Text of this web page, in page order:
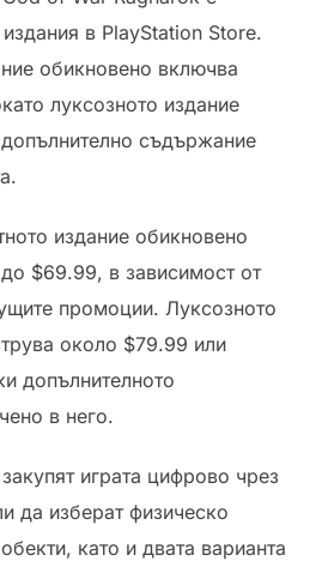
в PlayStation Store.
обикновено включва
луксозното издание
съдържание
издание обикновено
$69.99, в зависимост от
промоции. Луксозното
около $79.99 или
допълнителното
в него.
играта цифрово чрез
да изберат физическо
като и двата варианта